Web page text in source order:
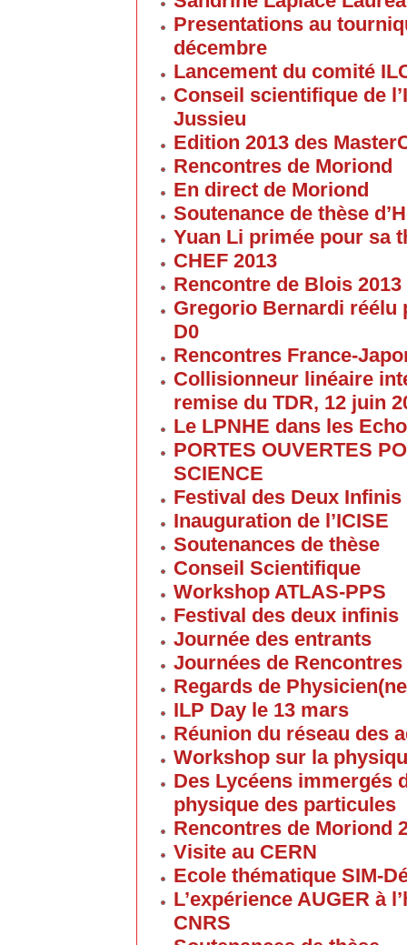
Presentations au
décembre
Lancement du comité
Conseil scientifique de
Jussieu
Edition 2013 des
Rencontres de Moriond
En direct de Moriond
Soutenance de thèse
Yuan Li primée pour sa
CHEF 2013
Rencontre de Blois 2013
Gregorio Bernardi réélu
D0
Rencontres France-
Collisionneur linéaire
remise du TDR, 12 juin
Le LPNHE dans les
PORTES OUVERTES
SCIENCE
Festival des Deux Infinis
Inauguration de l’ICISE
Soutenances de thèse
Conseil Scientifique
Workshop ATLAS-PPS
Festival des deux infinis
Journée des entrants
Journées de
Regards de
ILP Day le 13 mars
Réunion du réseau des
Workshop sur la
Des Lycéens immergés
physique des particules
Rencontres de Moriond
Visite au CERN
Ecole thématique SIM-
L’expérience AUGER à
CNRS